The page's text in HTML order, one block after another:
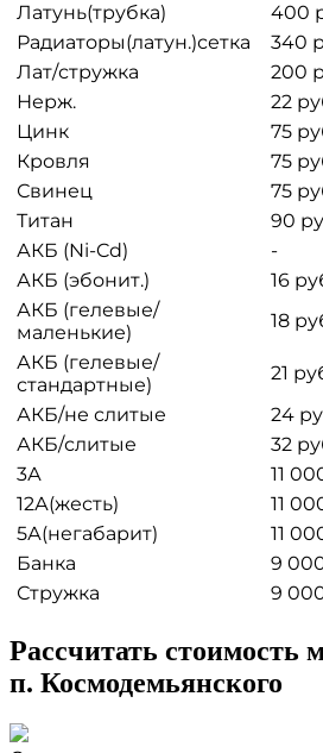
Латунь(трубка)
400
Радиаторы(латун.)сетка
340
Лат/стружка
200
Нерж.
22
Цинк
75
Кровля
75
Свинец
75
Титан
90
АКБ (Ni-Cd)
-
АКБ (эбонит.)
16
АКБ (гелевые/
маленькие)
18
АКБ (гелевые/
стандартные)
21
АКБ/не слитые
24
АКБ/слитые
32
3А
11
12А(жесть)
11
5А(негабарит)
11
Банка
9
Стружка
9
Рассчитать стоимость
п. Космодемьянского